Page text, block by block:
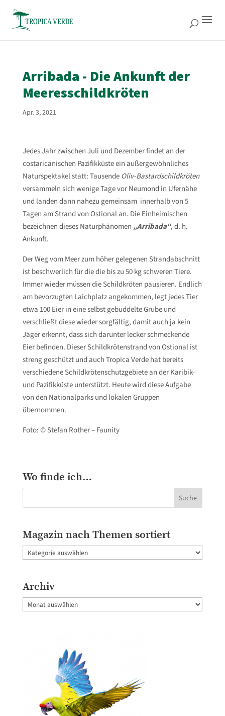
Arribada - Die Ankunft der
Meeresschildkröten
Apr. 3, 2021
Jedes Jahr zwischen Juli und Dezember findet an der
costaricanischen Pazifikküste ein außergewöhnliches
Naturspektakel statt: TausendeOliv-Bastardschildkröten
versammeln sich wenige Tage vor Neumond in Ufernähe
und landen dann nahezu gemeinsam innerhalb von 5
Tagen am Strand von Ostional an. Die Einheimischen
bezeichnen dieses Naturphänomen „Arribada“, d. h.
Ankunft.
Der Weg vom Meer zum höher gelegenen Strandabschnitt
ist beschwerlich für die die bis zu 50 kg schweren Tiere.
Immer wieder müssen die Schildkröten pausieren. Endlich
am bevorzugten Laichplatz angekommen, legt jedes Tier
etwa 100 Eier in eine selbst gebuddelte Grube und
verschließt diese wieder sorgfältig, damit auch ja kein
Jäger erkennt, dass sich darunter lecker schmeckende
Eier befinden. Dieser Schildkrötenstrand von Ostional ist
streng geschützt und auch Tropica Verde hat bereits
verschiedene Schildkrötenschutzgebiete an der Karibik-
und Pazifikküste unterstützt. Heute wird diese Aufgabe
von den Nationalparks und lokalen Gruppen
übernommen.
Foto: © Stefan Rother – Faunity
Wo finde ich…
Magazin nach Themen sortiert
Magazin
sortiert
Archiv
Archiv